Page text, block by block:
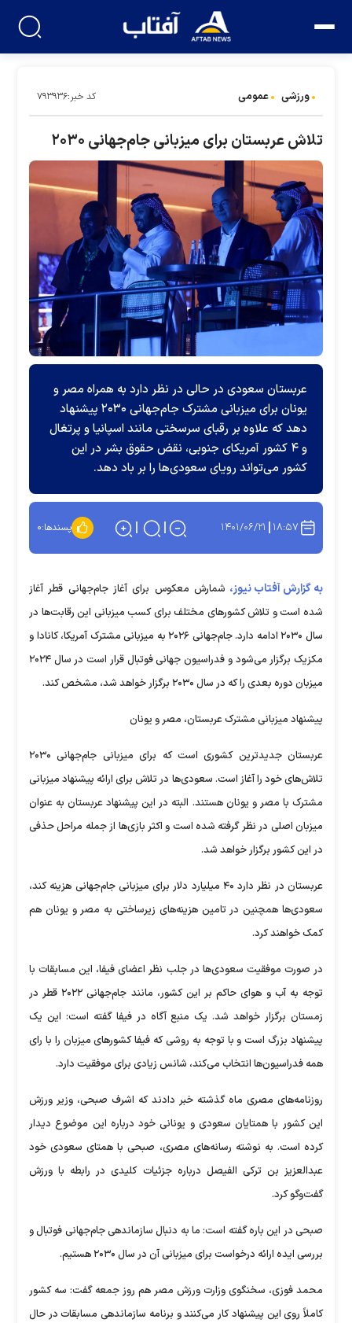
ورزشی عمومی کد خبر:۷۹۳۹۳۶
تلاش عربستان برای میزبانی جام‌جهانی ۲۰۳۰
عربستان سعودی در حالی در نظر دارد به همراه مصر و
یونان برای میزبانی مشترک جام‌جهانی ۲۰۳۰ پیشنهاد
دهد که علاوه بر رقبای سرسختی مانند اسپانیا و پرتغال
و ۴ کشور آمریکای جنوبی، نقض حقوق بشر در این
کشور می‌تواند رویای سعودی‌ها را بر باد دهد.
۱۸:۵۷ ۱۴۰۱/۰۶/۲۱ پسندها:۰
به گزارش آفتاب نیوز، شمارش معکوس برای آغاز جام‌جهانی قطر آغاز
شده است و تلاش کشورهای مختلف برای کسب میزبانی این رقابت‌ها در
سال ۲۰۳۰ ادامه دارد. جام‌جهانی ۲۰۲۶ به میزبانی مشترک آمریکا، کانادا و
مکزیک برگزار می‌شود و فدراسیون جهانی فوتبال قرار است در سال ۲۰۲۴
میزبان دوره بعدی را که در سال ۲۰۳۰ برگزار خواهد شد، مشخص کند.
پیشنهاد میزبانی مشترک عربستان، مصر و یونان
عربستان جدیدترین کشوری است که برای میزبانی جام‌جهانی ۲۰۳۰
تلاش‌های خود را آغاز است. سعودی‌ها در تلاش برای ارائه پیشنهاد میزبانی
مشترک با مصر و یونان هستند. البته در این پیشنهاد عربستان به عنوان
میزبان اصلی در نظر گرفته شده است و اکثر بازی‌ها از جمله مراحل حذفی
در این کشور برگزار خواهد شد.
عربستان در نظر دارد ۴۰ میلیارد دلار برای میزبانی جام‌جهانی هزینه کند،
سعودی‌ها همچنین در تامین هزینه‌های زیرساختی به مصر و یونان هم
کمک خواهند کرد.
در صورت موفقیت سعودی‌ها در جلب نظر اعضای فیفا، این مسابقات با
توجه به آب و هوای حاکم بر این کشور، مانند جام‌جهانی ۲۰۲۲ قطر در
زمستان برگزار خواهد شد. یک منبع آگاه در فیفا گفته است: این یک
پیشنهاد بزرگ است و با توجه به روشی که فیفا کشورهای میزبان را با رای
همه فدراسیون‌ها انتخاب می‌کند، شانس زیادی برای موفقیت دارد.
روزنامه‌های مصری ماه گذشته خبر دادند که اشرف صبحی، وزیر ورزش
این کشور با همتایان سعودی و یونانی خود درباره این موضوع دیدار
کرده است. به نوشته رسانه‌های مصری، صبحی با همتای سعودی خود
عبدالعزیز بن ترکی الفیصل درباره جزئیات کلیدی در رابطه با ورزش
گفت‌وگو کرد.
صبحی در این باره گفته است: ما به دنبال سازماندهی جام‌جهانی فوتبال و
بررسی ایده ارائه درخواست برای میزبانی آن در سال ۲۰۳۰ هستیم.
محمد فوزی، سخنگوی وزارت ورزش مصر هم روز جمعه گفت: سه کشور
کاملاً روی این پیشنهاد کار می‌کنند و برنامه سازماندهی مسابقات در حال